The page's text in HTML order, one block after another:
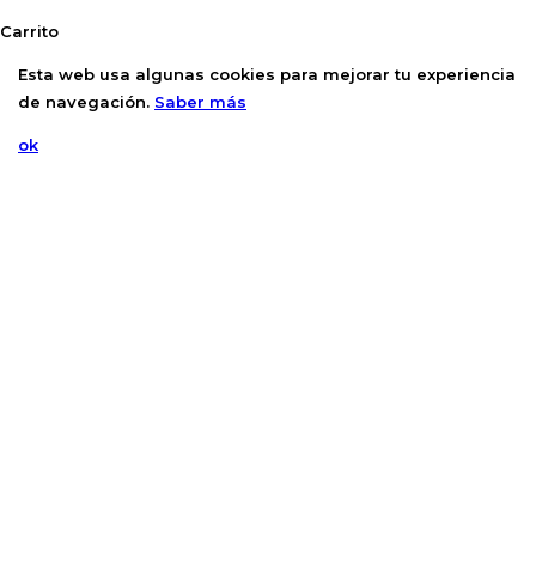
Carrito
Esta web usa algunas cookies para mejorar tu experiencia
de navegación. Saber más
ok